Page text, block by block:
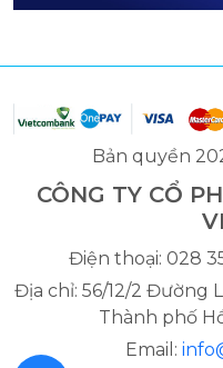
Bản quyền
CÔNG TY CỔ
Điện thoại: 028
Địa chỉ: 56/12/2 Đường
Thành phố
Email: